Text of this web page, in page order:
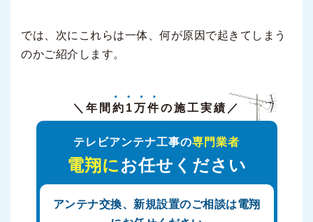
では、次にこれらは一体、何が原因で起きてしまう
のかご紹介します。
＼年間 約1万件の施工実績／
テレビアンテナ工事の専門業者
電翔にお任せください
アンテナ交換、新規設置のご相談は電翔